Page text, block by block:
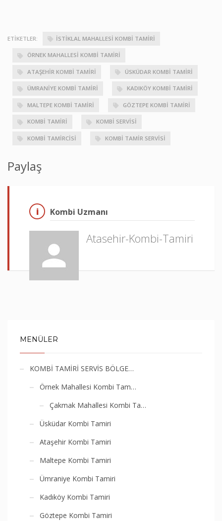
ETIKETLER: İSTIKLAL MAHALLESI KOMBI TAMIRI
ÖRNEK MAHALLESI KOMBI TAMIRI
ATAŞEHIR KOMBI TAMIRI ÜSKÜDAR KOMBI TAMIRI
ÜMRANIYE KOMBI TAMIRI KADIKÖY KOMBI TAMIRI
MALTEPE KOMBI TAMIRI GÖZTEPE KOMBI TAMIRI
KOMBI TAMIRI KOMBI SERVISI
KOMBI TAMIRCISI KOMBI TAMIR SERVISI
Paylaş
Kombi Uzmanı
Atasehir-Kombi-Tamiri
MENÜLER
KOMBİ TAMİRİ SERVİS BÖLGE…
Örnek Mahallesi Kombi Tam…
Çakmak Mahallesi Kombi Ta…
Üsküdar Kombi Tamiri
Ataşehir Kombi Tamiri
Maltepe Kombi Tamiri
Ümraniye Kombi Tamiri
Kadıköy Kombi Tamiri
Göztepe Kombi Tamiri